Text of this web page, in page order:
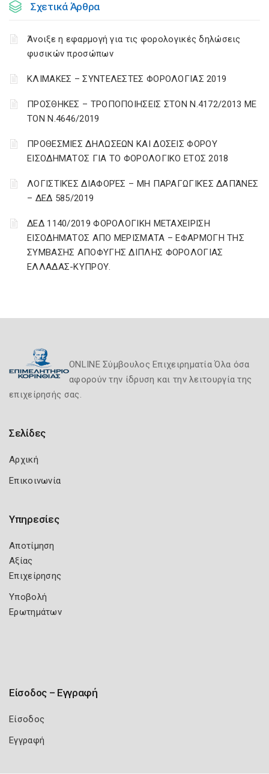
Σχετικά Άρθρα
Άνοιξε η εφαρμογή για τις φορολογικές δηλώσεις
φυσικών προσώπων
ΚΛΙΜΑΚΕΣ – ΣΥΝΤΕΛΕΣΤΕΣ ΦΟΡΟΛΟΓΙΑΣ 2019
ΠΡΟΣΘΗΚΕΣ – ΤΡΟΠΟΠΟΙΗΣΕΙΣ ΣΤΟΝ Ν.4172/2013 ΜΕ
ΤΟΝ Ν.4646/2019
ΠΡΟΘΕΣΜΙΕΣ ΔΗΛΩΣΕΩΝ ΚΑΙ ΔΟΣΕΙΣ ΦΟΡΟΥ
ΕΙΣΟΔΗΜΑΤΟΣ ΓΙΑ ΤΟ ΦΟΡΟΛΟΓΙΚΟ ΕΤΟΣ 2018
ΛΟΓΙΣΤΙΚΈΣ ΔΙΑΦΟΡΈΣ – ΜΗ ΠΑΡΑΓΩΓΙΚΈΣ ΔΑΠΆΝΕΣ
– ΔΕΔ 585/2019
ΔΕΔ 1140/2019 ΦΟΡΟΛΟΓΙΚΗ ΜΕΤΑΧΕΙΡΙΣΗ
ΕΙΣΟΔΗΜΑΤΟΣ ΑΠΟ ΜΕΡΙΣΜΑΤΑ – ΕΦΑΡΜΟΓΗ ΤΗΣ
ΣΥΜΒΑΣΗΣ ΑΠΟΦΥΓΗΣ ΔΙΠΛΗΣ ΦΟΡΟΛΟΓΙΑΣ
ΕΛΛΑΔΑΣ-ΚΥΠΡΟΥ.
ONLINE Σύμβουλος Επιχειρηματία Όλα όσα
αφορούν την ίδρυση και την λειτουργία της
επιχείρησής σας.
Σελίδες
Αρχική
Επικοινωνία
Υπηρεσίες
Αποτίμηση
Αξίας
Επιχείρησης
Υποβολή
Ερωτημάτων
Είσοδος – Εγγραφή
Είσοδος
Εγγραφή